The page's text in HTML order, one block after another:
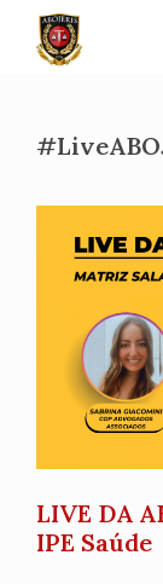
content
LIVE DA
IPE Saúde